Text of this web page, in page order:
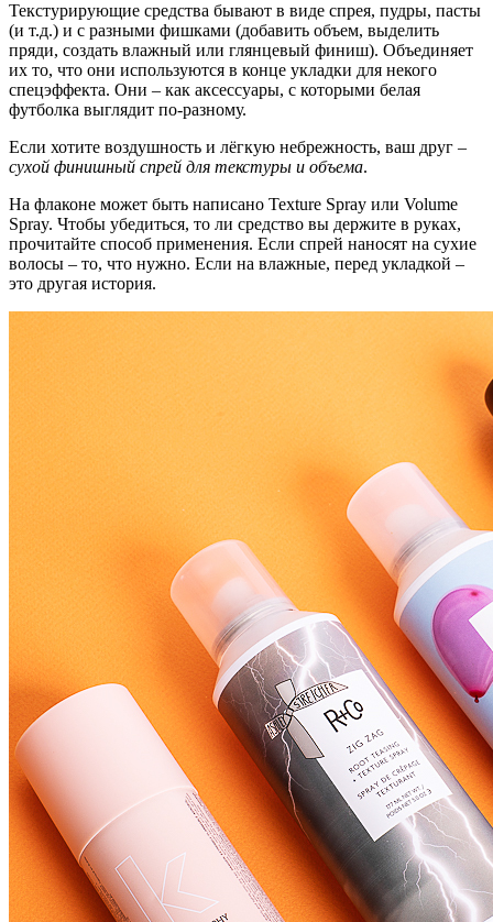
Текстурирующие средства бывают в виде спрея, пудры, пасты
(и т.д.) и с разными фишками (добавить объем, выделить
пряди, создать влажный или глянцевый финиш). Объединяет
их то, что они используются в конце укладки для некого
спецэффекта. Они – как аксессуары, с которыми белая
футболка выглядит по-разному.
Если хотите воздушность и лёгкую небрежность, ваш друг –
сухой финишный спрей для текстуры и объема.
На флаконе может быть написано Texture Spray или Volume
Spray. Чтобы убедиться, то ли средство вы держите в руках,
прочитайте способ применения. Если спрей наносят на сухие
волосы – то, что нужно. Если на влажные, перед укладкой –
это другая история.